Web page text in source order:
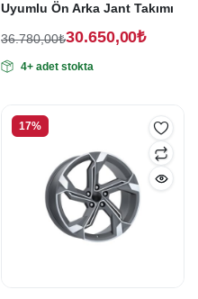
Uyumlu Ön Arka Jant Takımı
36.780,00₺
fiyat:
30.650,00₺
andaki
30.650,00₺.
4+ adet stokta
17%